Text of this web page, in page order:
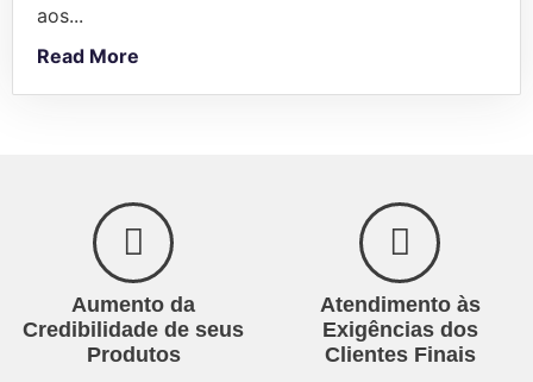
aos...
Read More
Aumento da
Credibilidade de seus
Produtos
Atendimento às
Exigências dos
Clientes Finais